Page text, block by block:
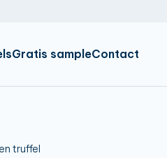
Gratis sampleContact
EN
truffel